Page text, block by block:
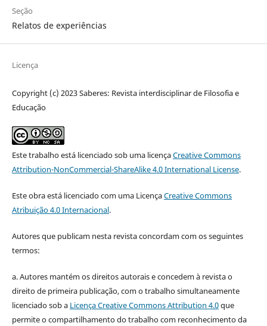
Seção
Relatos de experiências
Licença
Copyright (c) 2023 Saberes: Revista interdisciplinar de Filosofia e
Educação
Este trabalho está licenciado sob uma licençaCreative Commons
Attribution-NonCommercial-ShareAlike 4.0 International License.
Este obra está licenciado com uma LicençaCreative Commons
Atribuição 4.0 Internacional.
Autores que publicam nesta revista concordam com os seguintes
termos:
a. Autores mantém os direitos autorais e concedem à revista o
direito de primeira publicação, com o trabalho simultaneamente
licenciado sob a Licença Creative Commons Attribution 4.0que
permite o compartilhamento do trabalho com reconhecimento da